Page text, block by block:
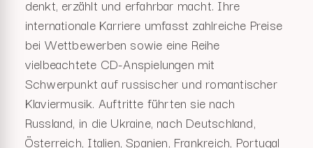
denkt, erzählt und erfahrbar macht. Ihre
internationale Karriere umfasst zahlreiche Preise
bei Wettbewerben sowie eine Reihe
vielbeachtete CD-Anspielungen mit
Schwerpunkt auf russischer und romantischer
Klaviermusik. Auftritte führten sie nach
Russland, in die Ukraine, nach Deutschland,
Österreich, Italien, Spanien, Frankreich, Portugal